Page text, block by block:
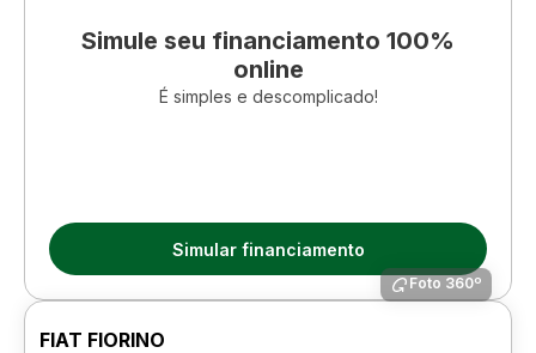
Simule seu financiamento 100%
online
É simples e descomplicado!
Simular financiamento
Foto 360º
FIAT FIORINO